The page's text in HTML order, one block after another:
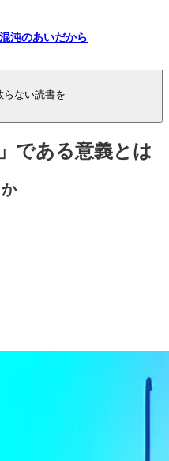
沌のあいだから
ない読書を
である意義とは